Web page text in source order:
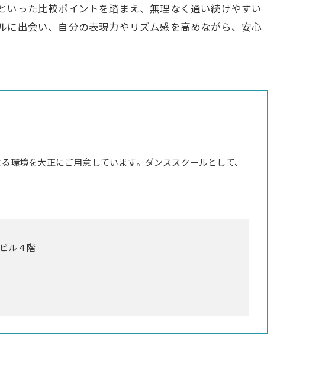
った比較ポイントを踏まえ、無理なく通い続けやすい
出会い、自分の表現力やリズム感を高めながら、安心
環境を大正にご用意しています。ダンススクールとして、
ル４階